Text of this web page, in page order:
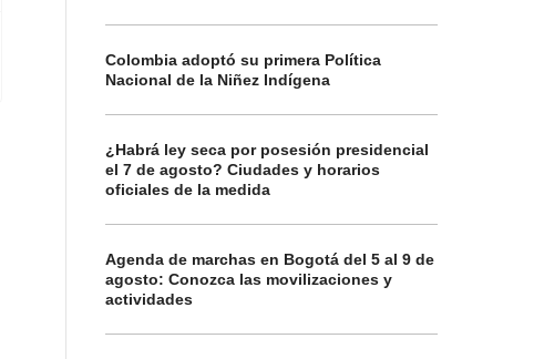
Colombia adoptó su primera Política
Nacional de la Niñez Indígena
¿Habrá ley seca por posesión presidencial
el 7 de agosto? Ciudades y horarios
oficiales de la medida
Agenda de marchas en Bogotá del 5 al 9 de
agosto: Conozca las movilizaciones y
actividades